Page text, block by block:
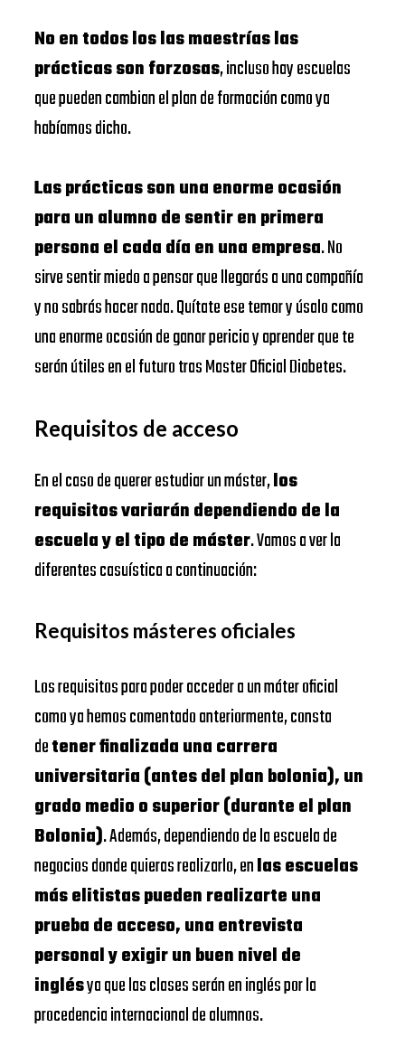
No en todos los las maestrías las
prácticas son forzosas, incluso hay escuelas
que pueden cambian el plan de formación como ya
habíamos dicho.
Las prácticas son una enorme ocasión
para un alumno de sentir en primera
persona el cada día en una empresa. No
sirve sentir miedo a pensar que llegarás a una compañía
y no sabrás hacer nada. Quítate ese temor y úsalo como
una enorme ocasión de ganar pericia y aprender que te
serán útiles en el futuro tras Master Oficial Diabetes.
Requisitos de acceso
En el caso de querer estudiar un máster,los
requisitos variarán dependiendo de la
escuela y el tipo de máster. Vamos a ver la
diferentes casuística a continuación:
Requisitos másteres oficiales
Los requisitos para poder acceder a un máter oficial
como ya hemos comentado anteriormente, consta
detener finalizada una carrera
universitaria (antes del plan bolonia), un
grado medio o superior (durante el plan
Bolonia). Además, dependiendo de la escuela de
negocios donde quieras realizarlo, enlas escuelas
más elitistas pueden realizarte una
prueba de acceso, una entrevista
personal y exigir un buen nivel de
inglésya que las clases serán en inglés por la
procedencia internacional de alumnos.